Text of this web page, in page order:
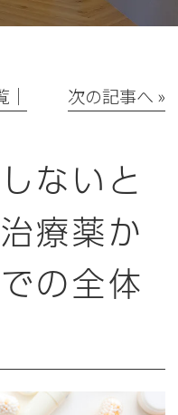
│ 次の記事へ »
ないと
療薬か
の全体